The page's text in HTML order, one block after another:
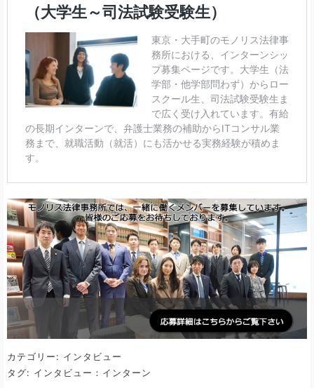
カテゴリー: インタビュー
タグ: インタビュー：インターン